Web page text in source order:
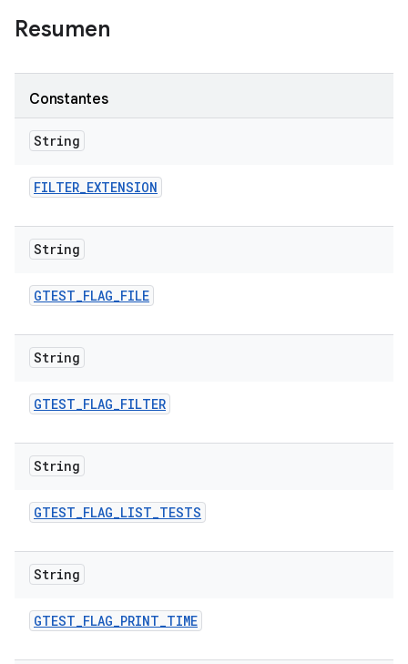
Resumen
Constantes
String
FILTER_EXTENSION
String
GTEST_FLAG_FILE
String
GTEST_FLAG_FILTER
String
GTEST_FLAG_LIST_TESTS
String
GTEST_FLAG_PRINT_TIME